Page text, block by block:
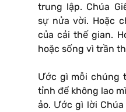
trung lập. Chúa
sự nửa vời. Hoặc
của cải thế gian.
hoặc sống vì trần
Ước gì mỗi chúng
tỉnh để không lao
ảo. Ước gì lời